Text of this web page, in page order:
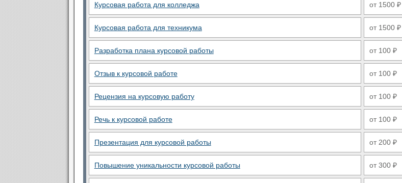
Курсовая работа для колледжа от 1500 ₽
Курсовая работа для техникума от 1500 ₽
Разработка плана курсовой работы от 100 ₽
Отзыв к курсовой работе от 100 ₽
Рецензия на курсовую работу от 100 ₽
Речь к курсовой работе от 100 ₽
Презентация для курсовой работы от 200 ₽
Повышение уникальности курсовой работы от 300 ₽